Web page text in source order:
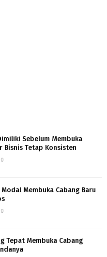
Sebelum Membuka
Bisnis Tetap Konsisten
0
Membuka Cabang Baru
0
Tepat Membuka Cabang